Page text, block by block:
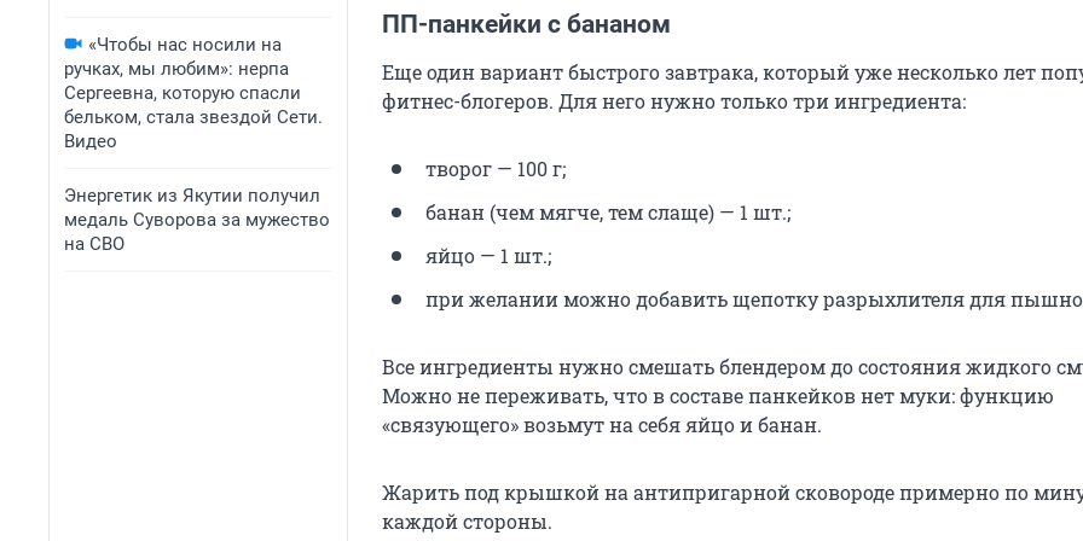
«Чтобы нас носили на
ручках, мы любим»: нерпа
Сергеевна, которую спасли
бельком, стала звездой Сети.
Видео
Энергетик из Якутии получил
медаль Суворова за мужество
на СВО
ПП-панкейки с бананом
Еще один вариант быстрого завтрака, который уже несколько лет
фитнес-блогеров. Для него нужно только три ингредиента:
творог — 100 г;
банан (чем мягче, тем слаще) — 1 шт.;
яйцо — 1 шт.;
при желании можно добавить щепотку разрыхлителя для
Все ингредиенты нужно смешать блендером до состояния жидкого
Можно не переживать, что в составе панкейков нет муки: функцию
«связующего» возьмут на себя яйцо и банан.
Жарить под крышкой на антипригарной сковороде примерно по
каждой стороны.